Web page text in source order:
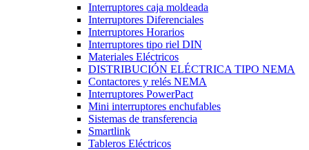
Interruptores caja moldeada
Interruptores Diferenciales
Interruptores Horarios
Interruptores tipo riel DIN
Materiales Eléctricos
DISTRIBUCIÓN ELÉCTRICA TIPO NEMA
Contactores y relés NEMA
Interruptores PowerPact
Mini interruptores enchufables
Sistemas de transferencia
Smartlink
Tableros Eléctricos